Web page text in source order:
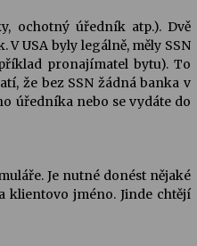
ochotný úředník atp.). Dvě
USA byly legálně, měly SSN
pronajímatel bytu). To
že bez SSN žádná banka v
úředníka nebo se vydáte do
Je nutné donést nějaké
klientovo jméno. Jinde chtějí